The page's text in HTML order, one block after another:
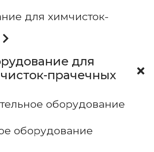
для химчисток-
для
прачечных
оборудование
оборудование